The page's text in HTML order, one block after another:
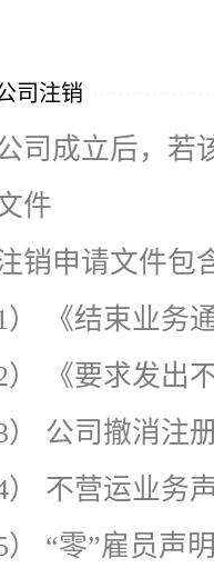
司注销
司成立后，若
件
销申请文件包
）
《结束业务
）
《要求发出
） 公司撤消注
） 不营运业务
“零”雇员声